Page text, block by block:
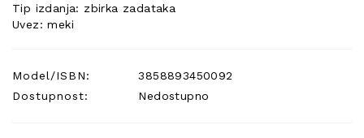
Tip izdanja: zbirka zadataka
Uvez: meki
Model/ISBN:
3858893450092
Dostupnost:
Nedostupno